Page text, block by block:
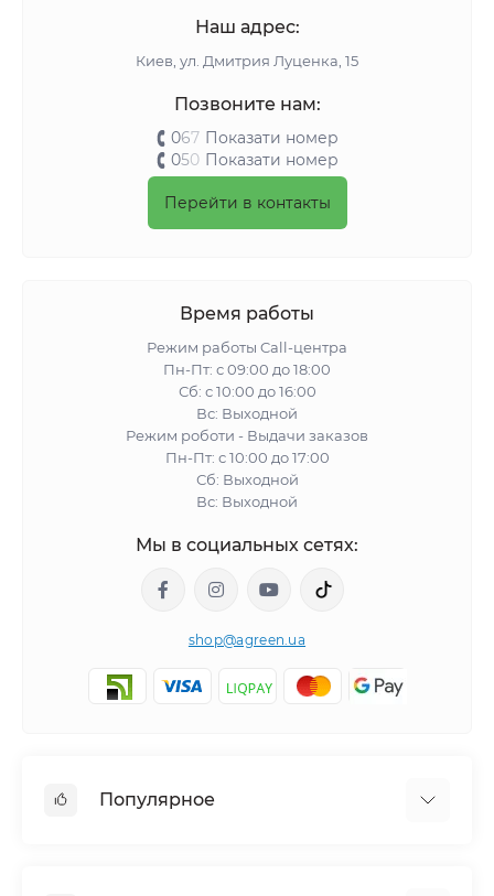
Наш адрес:
Киeв, ул. Дмитрия Луценка, 15
Позвоните нам:
067 Показати номер
050 Показати номер
Перейти в контакты
Время работы
Режим работы Call-центра
Пн-Пт: с 09:00 до 18:00
Сб: с 10:00 до 16:00
Вс: Выходной
Режим роботи - Выдачи заказов
Пн-Пт: с 10:00 до 17:00
Сб: Выходной
Вс: Выходной
Мы в социальных сетях:
shop@agreen.ua
Популярное